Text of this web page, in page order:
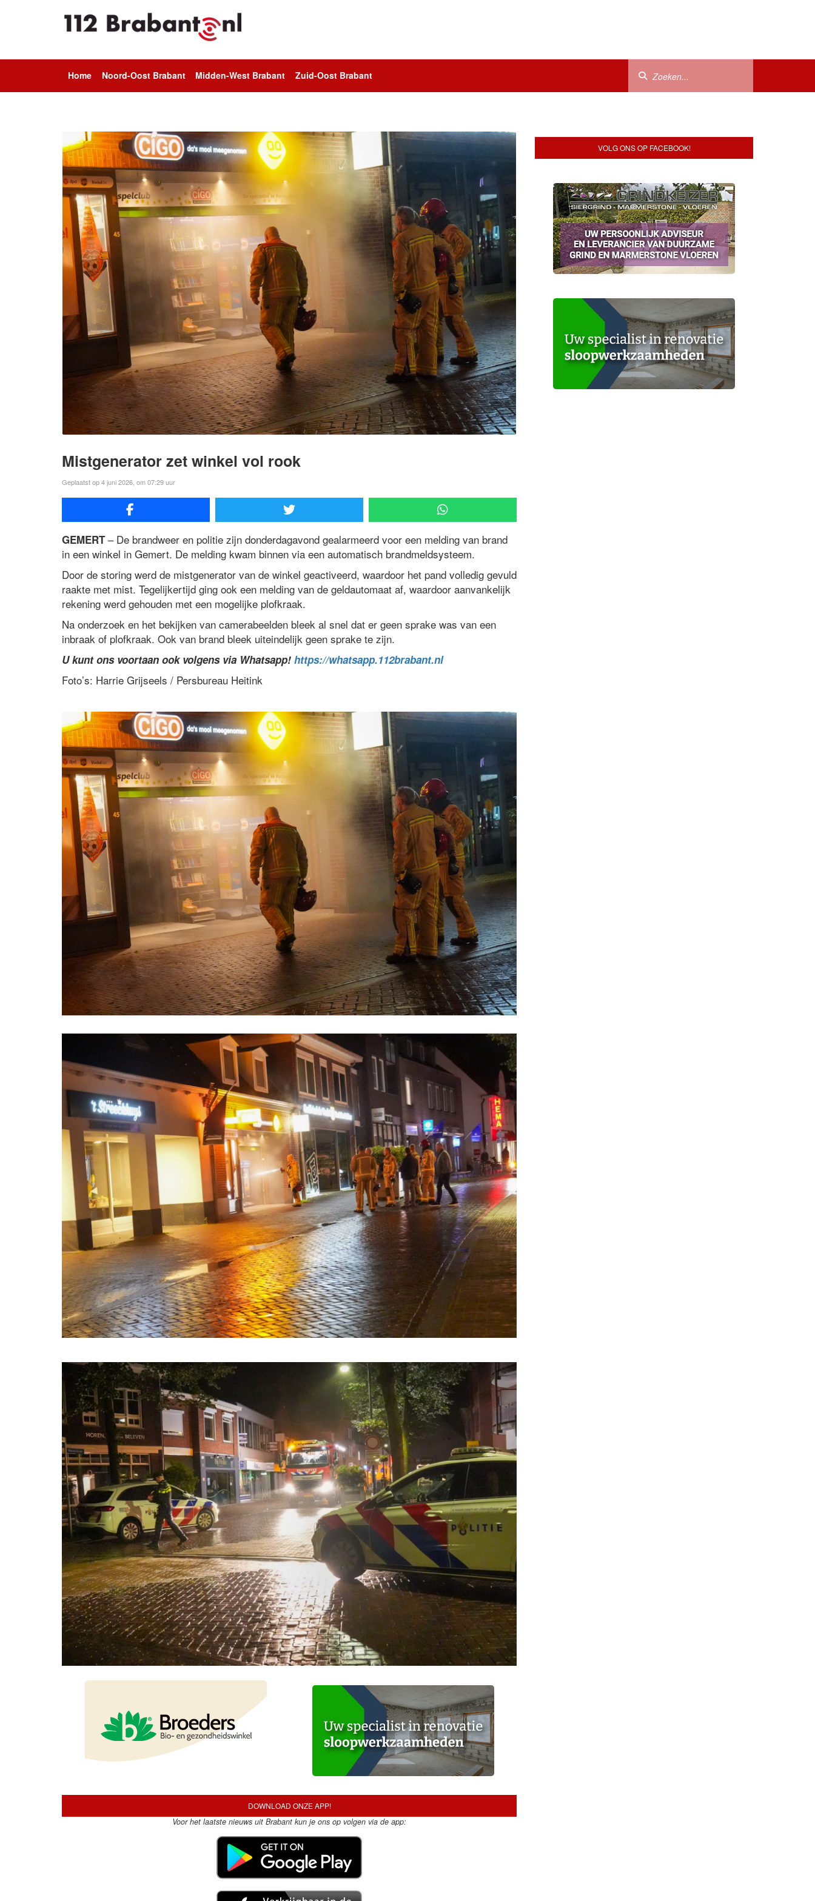
Home Noord-Oost Brabant Midden-West Brabant Zuid-Oost Brabant
Mistgenerator zet winkel vol rook
Geplaatst op 4 juni 2026, om 07:29 uur
GEMERT– De brandweer en politie zijn donderdagavond gealarmeerd voor een melding van brand
in een winkel in Gemert. De melding kwam binnen via een automatisch brandmeldsysteem.
Door de storing werd de mistgenerator van de winkel geactiveerd, waardoor het pand volledig gevuld
raakte met mist. Tegelijkertijd ging ook een melding van de geldautomaat af, waardoor aanvankelijk
rekening werd gehouden met een mogelijke plofkraak.
Na onderzoek en het bekijken van camerabeelden bleek al snel dat er geen sprake was van een
inbraak of plofkraak. Ook van brand bleek uiteindelijk geen sprake te zijn.
U kunt ons voortaan ook volgens via Whatsapp! https://whatsapp.112brabant.nl
Foto’s: Harrie Grijseels / Persbureau Heitink
DOWNLOAD ONZE APP!
Voor het laatste nieuws uit Brabant kun je ons op volgen via de app:
VOLG ONS OP FACEBOOK!